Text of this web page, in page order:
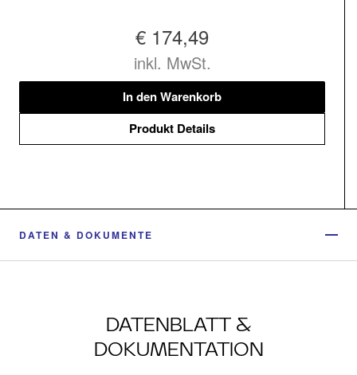
€ 174,49
inkl. MwSt.
In den Warenkorb
Produkt Details
DATEN & DOKUMENTE
DATENBLATT &
DOKUMENTATION